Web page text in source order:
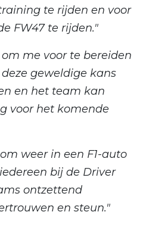
te rijden en voor
FW47 te rijden."
me voor te bereiden
geweldige kans
en het team kan
voor het komende
weer in een F1-auto
bij de Driver
ontzettend
en steun."